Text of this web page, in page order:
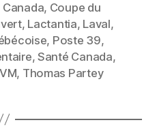
Canada, Coupe du
, Lactantia, Laval,
, Poste 39,
,Santé Canada,
, Thomas Partey